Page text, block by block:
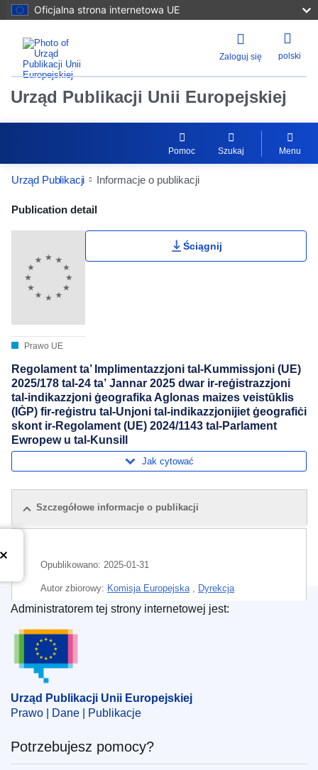
Oficjalna strona internetowa UE
Zaloguj się polski
Urząd Publikacji Unii Europejskiej
Pomoc Szukaj Menu
Urząd Publikacji Informacje o publikacji
Publication Detail Actions Portlet
Publication detail
Prawo UE
Ściągnij
Regolament ta’ Implimentazzjoni tal-Kummissjoni (UE)
2025/178 tal-24 ta’ Jannar 2025 dwar ir-reġistrazzjoni
tal-indikazzjoni ġeografika Aglonas maizes veistūklis
(IĠP) fir-reġistru tal-Unjoni tal-indikazzjonijiet ġeografiċi
skont ir-Regolament (UE) 2024/1143 tal-Parlament
Ewropew u tal-Kunsill
Jak cytować
Szczegółowe informacje o publikacji
Opublikowano: 2025-01-31
Autor zbiorowy: Komisja Europejska , Dyrekcja
Generalna ds. Rolnictwa i Rozwoju Obszarów Wiejskich
Temat:
pochodzenia
CELEX : 32025R0178
ELI :reg_impl/2025/178/oj
OJ : L_202500178
IMMC : C(2025)620/3894888
Urząd Publikacji Unii Europejskiej
Administratorem tej strony internetowej jest:
Urząd Publikacji Unii Europejskiej
Prawo | Dane | Publikacje
Potrzebujesz pomocy?